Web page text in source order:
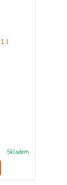
Skladem